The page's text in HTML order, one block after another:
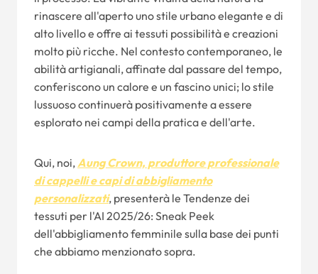
rinascere all'aperto uno stile urbano elegante e di
alto livello e offre ai tessuti possibilità e creazioni
molto più ricche. Nel contesto contemporaneo, le
abilità artigianali, affinate dal passare del tempo,
conferiscono un calore e un fascino unici; lo stile
lussuoso continuerà positivamente a essere
esplorato nei campi della pratica e dell'arte.
Qui, noi,Aung Crown, produttore professionale
di cappelli e capi di abbigliamento
personalizzati, presenterà le Tendenze dei
tessuti per l'AI 2025/26: Sneak Peek
dell'abbigliamento femminile sulla base dei punti
che abbiamo menzionato sopra.